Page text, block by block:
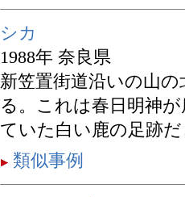
シカ
1988年 奈良県
新笠置街道沿いの山
る。これは春日明神
ていた白い鹿の足跡
類似事例